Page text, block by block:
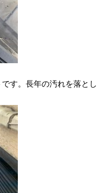
す。長年の汚れを落とし